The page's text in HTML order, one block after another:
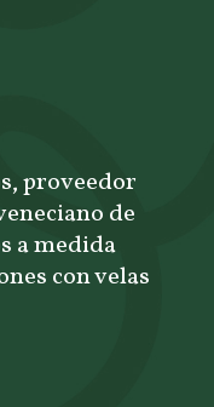
proveedor
de
a medida
con velas